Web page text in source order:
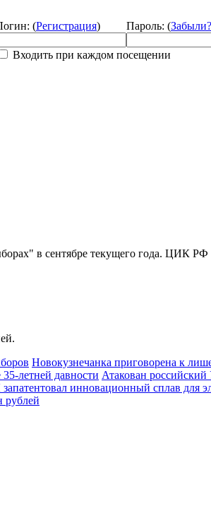
(Регистрация) Пароль: (Забыли?
Входить при каждом посещении
в сентябре текущего года. ЦИК РФ
Новокузнечанка приговорена к
летней давности Атакован российский
инновационный сплав для
рублей